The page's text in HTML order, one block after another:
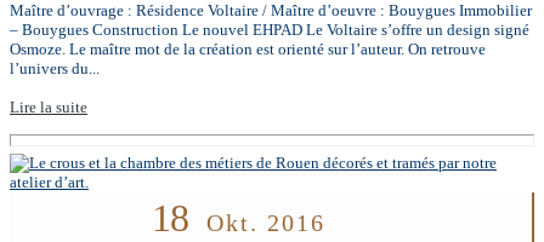
Maître d’ouvrage : Résidence Voltaire / Maître d’oeuvre : Bouygues Immobilier
– Bouygues Construction Le nouvel EHPAD Le Voltaire s’offre un design signé
Osmoze. Le maître mot de la création est orienté sur l’auteur. On retrouve
l’univers du...
Lire la suite
18 Okt. 2016